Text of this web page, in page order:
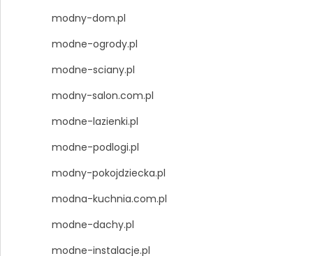
modny-dom.pl
modne-ogrody.pl
modne-sciany.pl
modny-salon.com.pl
modne-lazienki.pl
modne-podlogi.pl
modny-pokojdziecka.pl
modna-kuchnia.com.pl
modne-dachy.pl
modne-instalacje.pl